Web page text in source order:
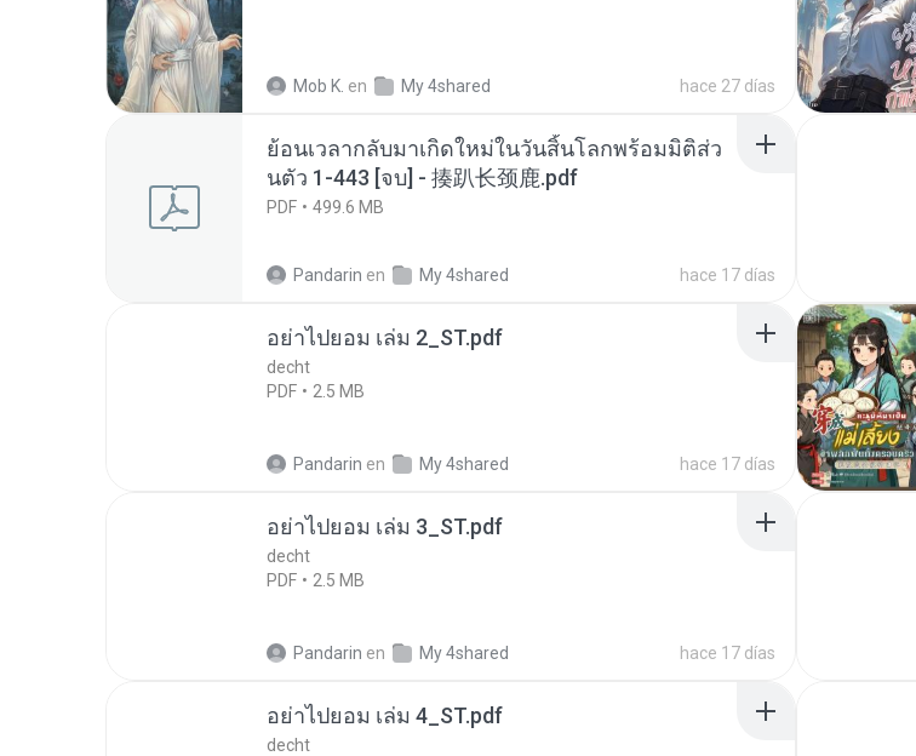
Mob K. en My 4shared hace 27 días
ย้อนเวลากลับมาเกิดใหม่ในวันสิ้นโลกพร้อมมิติส่ว
นตัว 1-443 [จบ] - 揍趴长颈鹿.pdf
PDF 499.6 MB
Pandarin en My 4shared hace 17 días
อย่าไปยอม เล่ม 2_ST.pdf
decht
PDF
2.5 MB
Pandarin en My 4shared hace 17 días
อย่าไปยอม เล่ม 3_ST.pdf
decht
PDF
2.5 MB
Pandarin en My 4shared hace 17 días
อย่าไปยอม เล่ม 4_ST.pdf
decht